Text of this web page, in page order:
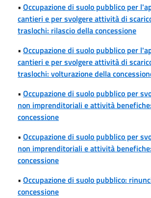
• Occupazione di suolo pubblico per
cantieri e per svolgere attività di
traslochi: rilascio della concessione
• Occupazione di suolo pubblico per
cantieri e per svolgere attività di
traslochi: volturazione della
• Occupazione di suolo pubblico per
non imprenditoriali e attività
concessione
• Occupazione di suolo pubblico per
non imprenditoriali e attività
concessione
• Occupazione di suolo pubblico:
concessione